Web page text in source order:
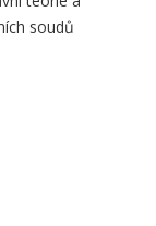
soudů